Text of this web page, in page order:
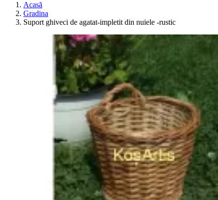
Acasă
Gradina
Suport ghiveci de agatat-impletit din nuiele -rustic